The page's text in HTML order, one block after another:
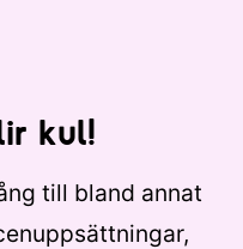
kul!
till bland annat